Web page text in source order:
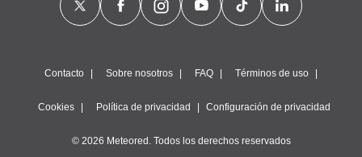
Contacto Sobre nosotros FAQ Términos de uso
Cookies Política de privacidad Configuración de privacidad
© 2026 Meteored. Todos los derechos reservados